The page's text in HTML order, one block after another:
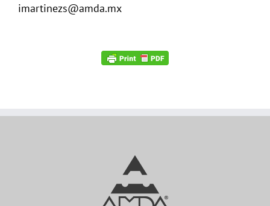
imartinezs@amda.mx